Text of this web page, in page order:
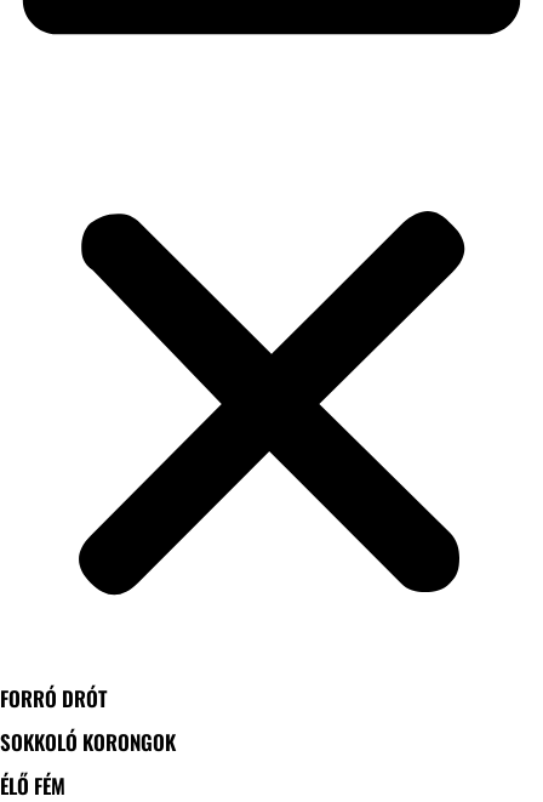
FORRÓ DRÓT
SOKKOLÓ KORONGOK
ÉLŐ FÉM